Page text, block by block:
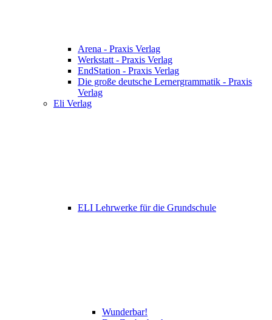
Arena - Praxis Verlag
Werkstatt - Praxis Verlag
EndStation - Praxis Verlag
Die große deutsche Lernergrammatik - Praxis
Verlag
Eli Verlag
ELI Lehrwerke für die Grundschule
Wunderbar!